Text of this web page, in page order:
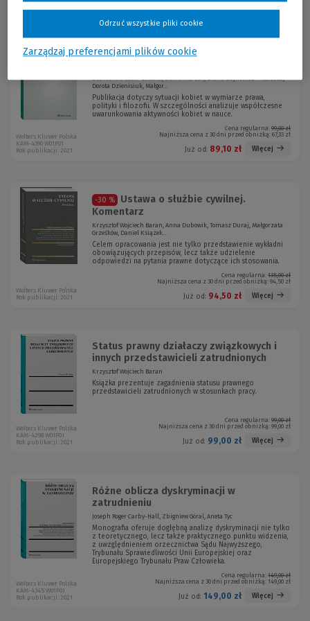
Już od: Więcej
Rok publikacji: 2022
-10 % Kobiety wobec wyzwań
Dobrochna Bach-Golecka, Dominika Bek, Diana Dajnowicz-Piesiecka,
Dorota Dzienisiuk, Małgor...
Publikacja dotyczy sytuacji kobiet w wymiarze prawa,
polityki i filozofii. W szczególności analizuje współczesne
uwarunkowania aktywności kobiet w nauce.
Cena regularna: 99,00 zł
Najniższa cena z 30 dni przed obniżką: 67,33 zł
Już od: 89,10 zł Więcej
Wolters Kluwer Polska
KAM-4390 W01P01
Rok publikacji: 2021
-30 %
Ustawa o służbie cywilnej.
Komentarz
Krzysztof Wojciech Baran, Anna Dubowik, Tomasz Duraj, Małgorzata
Grześków, Daniel Książek...
Celem opracowania jest nie tylko przedstawienie wykładni
obowiązujących przepisów, lecz także udzielenie
odpowiedzi na pytania prawne dotyczące ich stosowania.
Cena regularna: 135,00 zł
Najniższa cena z 30 dni przed obniżką: 94,50 zł
Już od: 94,50 zł Więcej
Wolters Kluwer Polska
Rok publikacji: 2021
Status prawny działaczy związkowych i
innych przedstawicieli zatrudnionych
Krzysztof Wojciech Baran
Książka prezentuje zagadnienia statusu prawnego
przedstawicieli zatrudnionych w stosunkach pracy.
Cena regularna: 99,00 zł
Najniższa cena z 30 dni przed obniżką: 99,00 zł
Już od: 99,00 zł Więcej
Wolters Kluwer Polska
KAM-4298 W01P01
Rok publikacji: 2021
Różne oblicza dyskryminacji w
zatrudnieniu
Joseph Roger Carby-Hall, Zbigniew Góral, Aneta Tyc
Monografia oferuje dogłębną analizę dyskryminacji nie tylko
z teoretycznego, lecz także praktycznego punktu widzenia,
z uwzględnieniem orzecznictwa Sądu Najwyższego,
Trybunału Sprawiedliwości Unii Europejskiej oraz
Europejskiego Trybunału Praw Człowieka.
Cena regularna: 149,00 zł
Najniższa cena z 30 dni przed obniżką: 149,00 zł
Już od: 149,00 zł Więcej
Wolters Kluwer Polska
KAM-4345 W01P01
Rok publikacji: 2021
Zarządzaj preferencjami plików cookie
Odrzuć wszystkie pliki cookie